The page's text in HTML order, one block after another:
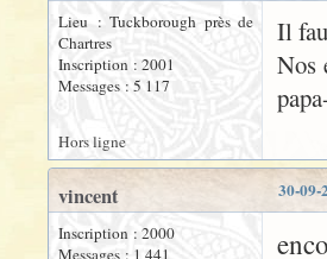
Lieu : Tuckborough près de
Chartres
Inscription : 2001
Messages : 5 117
Il
Nos
Hors ligne
30-09-
vincent
Inscription : 2000
Messages : 1 441